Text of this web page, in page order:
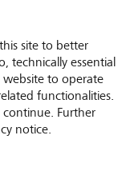
Entscheid
nicht
site to better
technically essential
website to operate
functionalities.
continue. Further
notice.